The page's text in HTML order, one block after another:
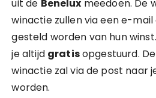
uit de Benelux meedoen. De
winactie zullen via een e-
gesteld worden van hun
je altijd gratisopgestuurd.
winactie zal via de post naar
worden.